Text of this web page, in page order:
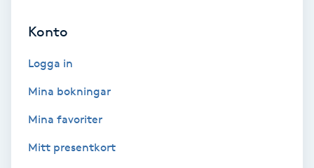
Vaxning brasiliansk
Veterinär
Vinyasa Yoga
Konto
Logga in
Mina bokningar
Mina favoriter
Mitt presentkort